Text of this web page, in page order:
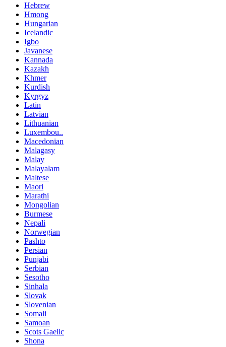
Hebrew
Hmong
Hungarian
Icelandic
Igbo
Javanese
Kannada
Kazakh
Khmer
Kurdish
Kyrgyz
Latin
Latvian
Lithuanian
Luxembou..
Macedonian
Malagasy
Malay
Malayalam
Maltese
Maori
Marathi
Mongolian
Burmese
Nepali
Norwegian
Pashto
Persian
Punjabi
Serbian
Sesotho
Sinhala
Slovak
Slovenian
Somali
Samoan
Scots Gaelic
Shona